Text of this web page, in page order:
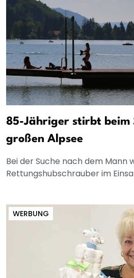
85-Jähriger stirbt beim
großen Alpsee
Bei der Suche nach dem Mann
Rettungshubschrauber im
WERBUNG